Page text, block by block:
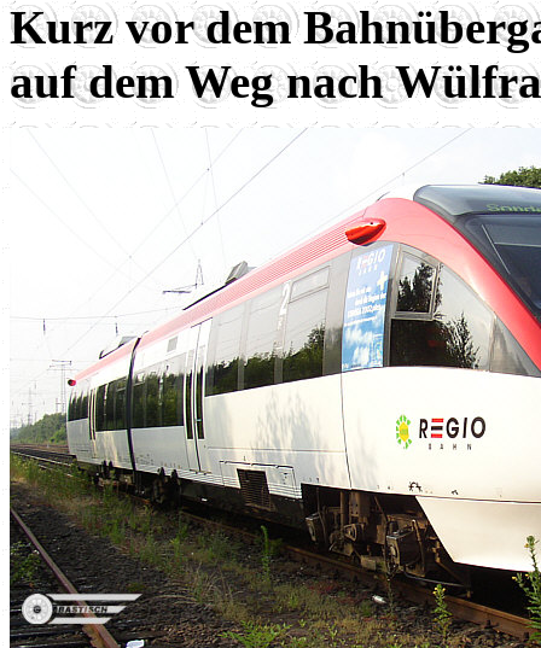
Kurz vor dem
auf dem Weg nach